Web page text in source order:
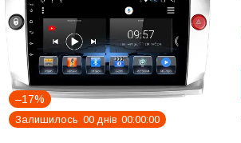
–17%
Залишилось 00 днів 00 00 00